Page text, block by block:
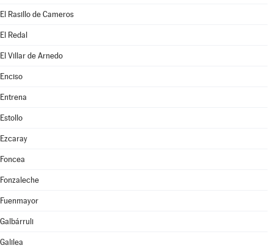
El Rasillo de Cameros
El Redal
El Villar de Arnedo
Enciso
Entrena
Estollo
Ezcaray
Foncea
Fonzaleche
Fuenmayor
Galbárruli
Galilea